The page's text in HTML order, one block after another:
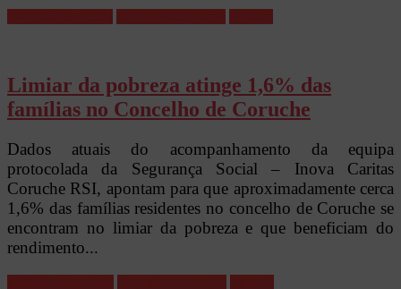
Limiar da pobreza atinge 1,6% das
famílias no Concelho de Coruche
Dados atuais do acompanhamento da equipa
protocolada da Segurança Social – Inova Caritas
Coruche RSI, apontam para que aproximadamente cerca
1,6% das famílias residentes no concelho de Coruche se
encontram no limiar da pobreza e que beneficiam do
rendimento...